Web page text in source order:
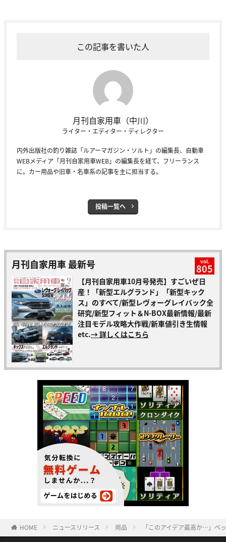
この記事を書いた人
月刊自家用車（中川）
ライター・エディター・ディレクター
内外出版社の釣り雑誌「ルアーマガジン・ソルト」の編集長、自動車
WEBメディア「月刊自家用車WEB」の編集長を経て、フリーランス
に。カー用品や旧車・名車系の記事を主に担当する。
投稿一覧へ
月刊自家用車 最新号 vol.
805
【月刊自家用車10月号発売】すごいぜ日
産！「新型エルグランド」「新型キック
ス」のすべて/新型レヴォーグレイバック全
研究/新型フィット＆N-BOX最新情報/最新
注目モデル攻略大作戦/新車値引き生情報
etc.→ 詳しくはこちら
HOME ニュースリリース 用品 「このアイデア最高か…」ペ